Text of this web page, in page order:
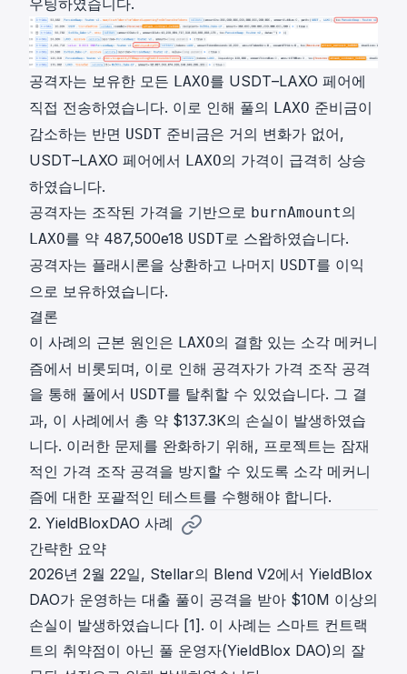
공격자는 보유한 모든 LAXO를 USDT–LAXO 페어에
직접 전송하였습니다. 이로 인해 풀의 LAXO 준비금이
감소하는 반면 USDT 준비금은 거의 변화가 없어,
USDT–LAXO 페어에서 LAXO의 가격이 급격히 상승
하였습니다.
공격자는 조작된 가격을 기반으로 burnAmount의
LAXO를 약 487,500e18 USDT로 스왑하였습니다.
공격자는 플래시론을 상환하고 나머지 USDT를 이익
으로 보유하였습니다.
결론
이 사례의 근본 원인은 LAXO의 결함 있는 소각 메커니
즘에서 비롯되며, 이로 인해 공격자가 가격 조작 공격
을 통해 풀에서 USDT를 탈취할 수 있었습니다. 그 결
과, 이 사례에서 총 약 $137.3K의 손실이 발생하였습
니다. 이러한 문제를 완화하기 위해, 프로젝트는 잠재
적인 가격 조작 공격을 방지할 수 있도록 소각 메커니
즘에 대한 포괄적인 테스트를 수행해야 합니다.
2. YieldBloxDAO 사례
간략한 요약
2026년 2월 22일, Stellar의 Blend V2에서 YieldBlox
DAO가 운영하는 대출 풀이 공격을 받아 $10M 이상의
손실이 발생하였습니다 [1]. 이 사례는 스마트 컨트랙
트의 취약점이 아닌 풀 운영자(YieldBlox DAO)의 잘